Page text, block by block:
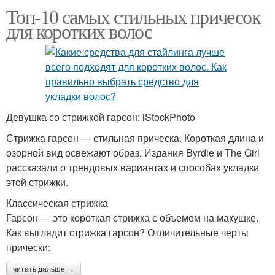
Топ-10 самых стильных причесок
для коротких волос
Девушка со стрижкой гарсон: iStockPhoto
Стрижка гарсон — стильная прическа. Короткая длина и
озорной вид освежают образ. Издания Byrdie и The Girl
рассказали о трендовых вариантах и способах укладки
этой стрижки.
Классическая стрижка
Гарсон — это короткая стрижка с объемом на макушке.
Как выглядит стрижка гарсон? Отличительные черты
прически:
читать дальше →